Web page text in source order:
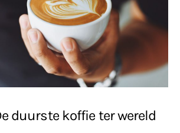
duurste koffie ter wereld